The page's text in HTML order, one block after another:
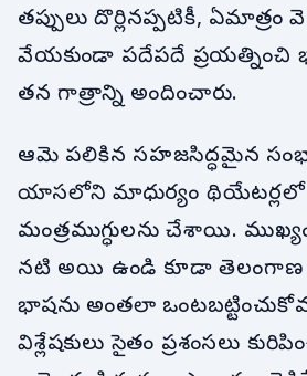
తప్పులు దొర్లినప్పటికీ, ఏమాత్రం
వేయకుండా పదేపదే ప్రయత్నించి
తన గాత్రాన్ని అందించారు.
ఆమె పలికిన సహజసిద్ధమైన
యాసలోని మాధుర్యం థియేటర్లలో
మంత్రముగ్ధులను చేశాయి.
నటి అయి ఉండి కూడా తెలంగాణ
భాషను అంతలా
విశ్లేషకులు సైతం ప్రశంసలు